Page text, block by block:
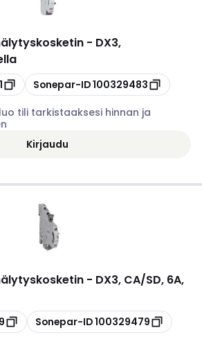
- DX3,
Kopioi
Sonepar-ID100329483
tili tarkistaaksesi hinnan ja
Kirjaudu
- DX3, CA/SD, 6A,
Kopioi
Sonepar-ID100329479